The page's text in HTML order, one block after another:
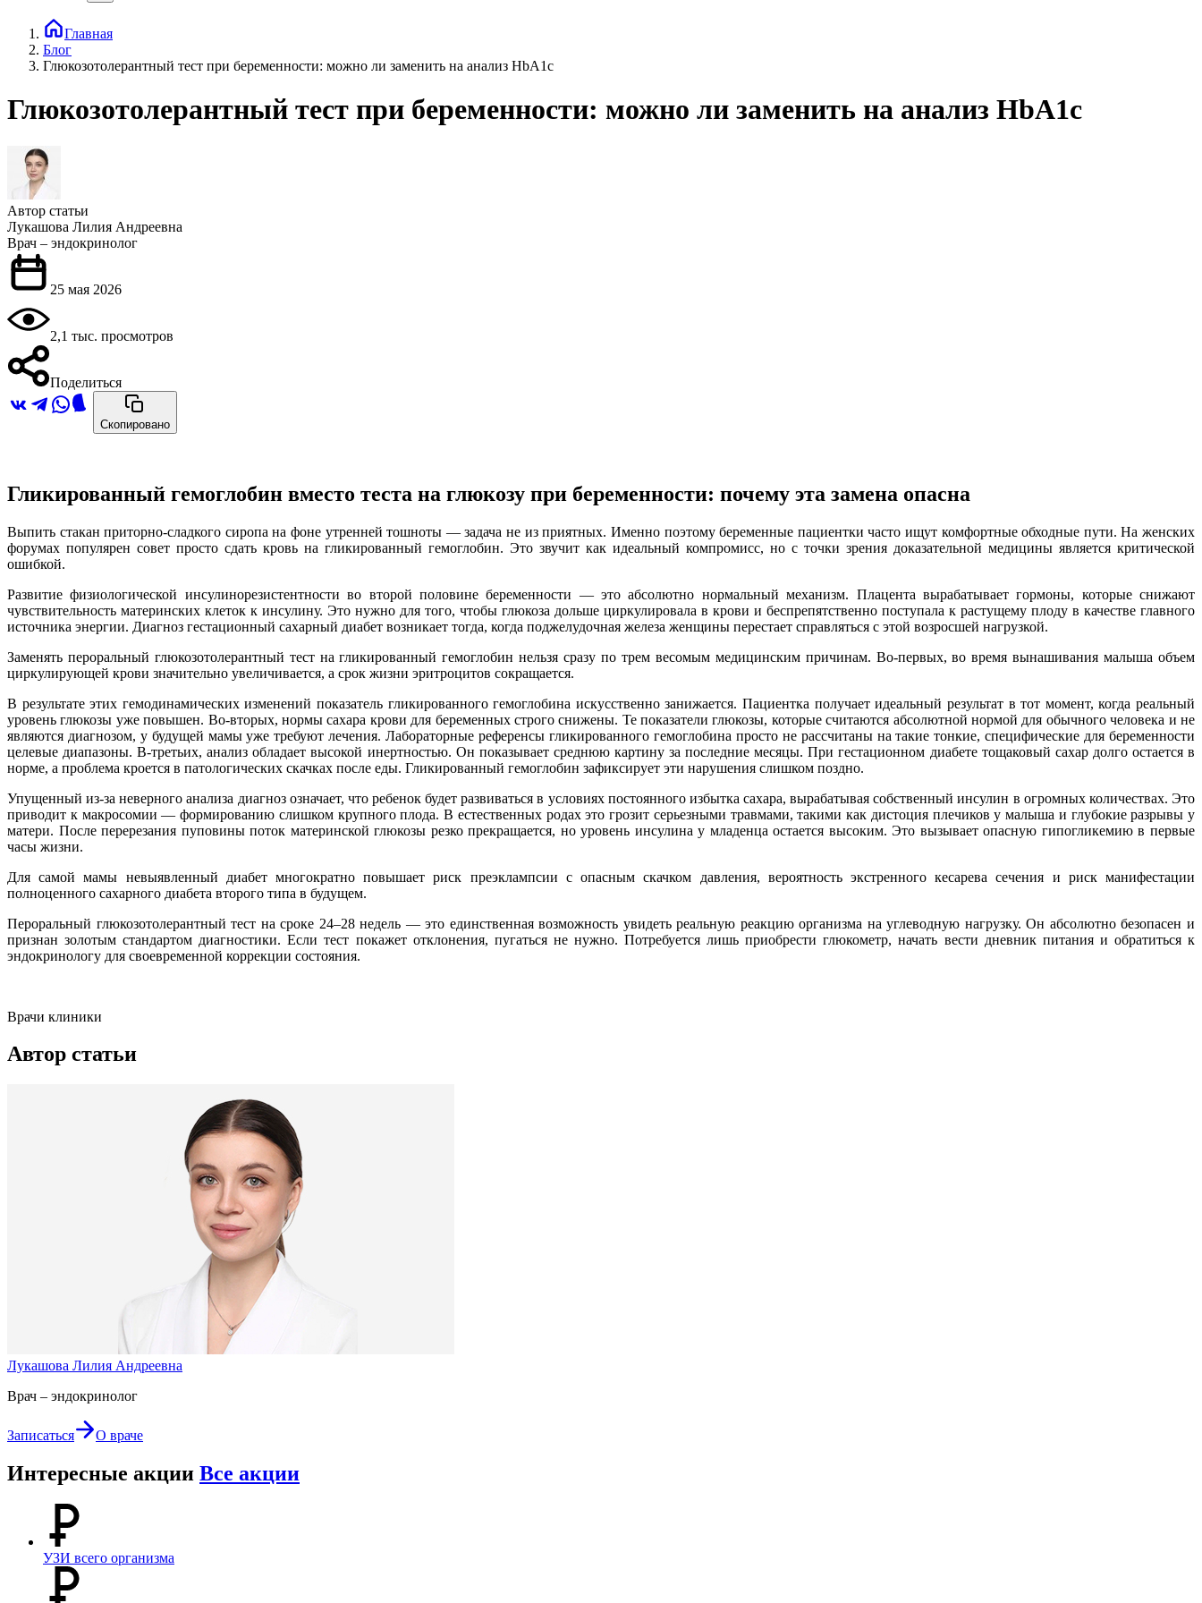
Главная
Блог
Глюкозотолерантный тест при беременности: можно ли заменить на анализ HbA1c
Глюкозотолерантный тест при беременности: можно ли заменить на анализ HbA1c
Автор статьи
Лукашова Лилия Андреевна
Врач – эндокринолог
25 мая 2026
2,1 тыс. просмотров
Поделиться
Скопировано
Гликированный гемоглобин вместо теста на глюкозу при беременности: почему эта замена опасна
Выпить стакан приторно-сладкого сиропа на фоне утренней тошноты — задача не из приятных. Именно поэтому беременные пациентки часто ищут комфортные обходные пути. На женских
форумах популярен совет просто сдать кровь на гликированный гемоглобин. Это звучит как идеальный компромисс, но с точки зрения доказательной медицины является критической
ошибкой.
Развитие физиологической инсулинорезистентности во второй половине беременности — это абсолютно нормальный механизм. Плацента вырабатывает гормоны, которые снижают
чувствительность материнских клеток к инсулину. Это нужно для того, чтобы глюкоза дольше циркулировала в крови и беспрепятственно поступала к растущему плоду в качестве главного
источника энергии. Диагноз гестационный сахарный диабет возникает тогда, когда поджелудочная железа женщины перестает справляться с этой возросшей нагрузкой.
Заменять пероральный глюкозотолерантный тест на гликированный гемоглобин нельзя сразу по трем весомым медицинским причинам. Во-первых, во время вынашивания малыша объем
циркулирующей крови значительно увеличивается, а срок жизни эритроцитов сокращается.
В результате этих гемодинамических изменений показатель гликированного гемоглобина искусственно занижается. Пациентка получает идеальный результат в тот момент, когда реальный
уровень глюкозы уже повышен. Во-вторых, нормы сахара крови для беременных строго снижены. Те показатели глюкозы, которые считаются абсолютной нормой для обычного человека и не
являются диагнозом, у будущей мамы уже требуют лечения. Лабораторные референсы гликированного гемоглобина просто не рассчитаны на такие тонкие, специфические для беременности
целевые диапазоны. В-третьих, анализ обладает высокой инертностью. Он показывает среднюю картину за последние месяцы. При гестационном диабете тощаковый сахар долго остается в
норме, а проблема кроется в патологических скачках после еды. Гликированный гемоглобин зафиксирует эти нарушения слишком поздно.
Упущенный из-за неверного анализа диагноз означает, что ребенок будет развиваться в условиях постоянного избытка сахара, вырабатывая собственный инсулин в огромных количествах. Это
приводит к макросомии — формированию слишком крупного плода. В естественных родах это грозит серьезными травмами, такими как дистоция плечиков у малыша и глубокие разрывы у
матери. После перерезания пуповины поток материнской глюкозы резко прекращается, но уровень инсулина у младенца остается высоким. Это вызывает опасную гипогликемию в первые
часы жизни.
Для самой мамы невыявленный диабет многократно повышает риск преэклампсии с опасным скачком давления, вероятность экстренного кесарева сечения и риск манифестации
полноценного сахарного диабета второго типа в будущем.
Пероральный глюкозотолерантный тест на сроке 24–28 недель — это единственная возможность увидеть реальную реакцию организма на углеводную нагрузку. Он абсолютно безопасен и
признан золотым стандартом диагностики. Если тест покажет отклонения, пугаться не нужно. Потребуется лишь приобрести глюкометр, начать вести дневник питания и обратиться к
эндокринологу для своевременной коррекции состояния.
Врачи клиники
Автор статьи
Лукашова Лилия Андреевна
Врач – эндокринолог
Записаться О враче
Интересные акции Все акции
УЗИ всего организма